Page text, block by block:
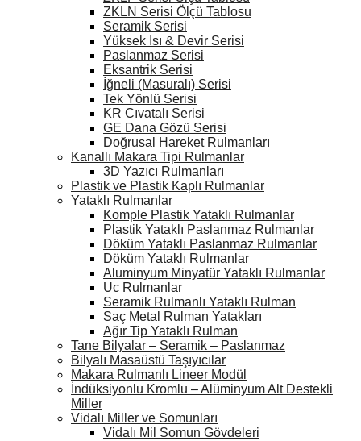
ZKLN Serisi Ölçü Tablosu
Seramik Serisi
Yüksek Isı & Devir Serisi
Paslanmaz Serisi
Eksantrik Serisi
İğneli (Masuralı) Serisi
Tek Yönlü Serisi
KR Cıvatalı Serisi
GE Dana Gözü Serisi
Doğrusal Hareket Rulmanları
Kanallı Makara Tipi Rulmanlar
3D Yazıcı Rulmanları
Plastik ve Plastik Kaplı Rulmanlar
Yataklı Rulmanlar
Komple Plastik Yataklı Rulmanlar
Plastik Yataklı Paslanmaz Rulmanlar
Döküm Yataklı Paslanmaz Rulmanlar
Döküm Yataklı Rulmanlar
Aluminyum Minyatür Yataklı Rulmanlar
Uc Rulmanlar
Seramik Rulmanlı Yataklı Rulman
Saç Metal Rulman Yatakları
Ağır Tip Yataklı Rulman
Tane Bilyalar – Seramik – Paslanmaz
Bilyalı Masaüstü Taşıyıcılar
Makara Rulmanlı Lineer Modül
İndüksiyonlu Kromlu – Alüminyum Alt Destekli
Miller
Vidalı Miller ve Somunları
Vidalı Mil Somun Gövdeleri